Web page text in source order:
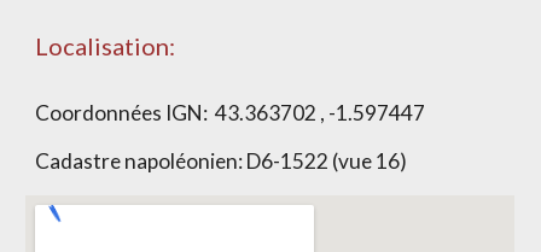
Localisation:
Coordonnées IGN:43.363702 , -1.597447
Cadastre napoléonien:D6-1522 (vue 16)